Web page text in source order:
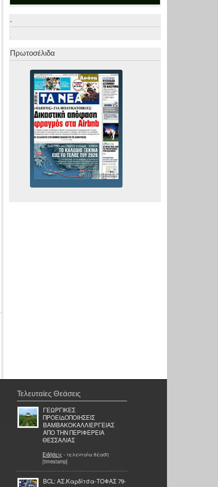
.
.
Πρωτοσέλιδα
Τελευταίες Θεάσεις
ΓΕΩΡΓΙΚΕΣ
ΠΡΟΕΙΔΟΠΟΙΗΣΕΙΣ
ΒΑΜΒΑΚΟΚΑΛΛΙΕΡΓΕΙΑΣ
ΑΠΟ ΤΗΝ ΠΕΡΙΦΕΡΕΙΑ
ΘΕΣΣΑΛΙΑΣ
Ειδήσεις - τελευταία θέαση
[timestamp]
BCL: AΣ.Καρδίτσα-ΤΟΦΑΣ 79-